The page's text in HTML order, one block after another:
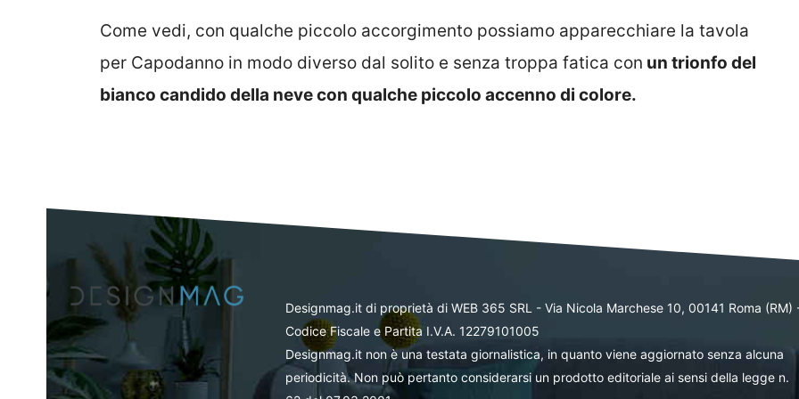
Come vedi, con qualche piccolo accorgimento possiamo apparecchiare la tavola
per Capodanno in modo diverso dal solito e senza troppa fatica con un trionfo del
bianco candido della neve con qualche piccolo accenno di colore.
Designmag.it di proprietà di WEB 365 SRL - Via Nicola Marchese 10, 00141 Roma (RM)
Codice Fiscale e Partita I.V.A. 12279101005
Designmag.it non è una testata giornalistica, in quanto viene aggiornato senza alcuna
periodicità. Non può pertanto considerarsi un prodotto editoriale ai sensi della legge n.